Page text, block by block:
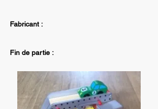
Fabricant :
Fin de partie :